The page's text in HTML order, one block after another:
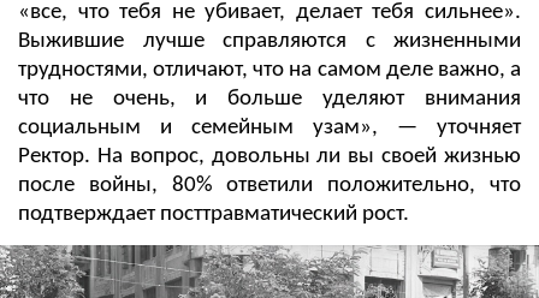
«все, что тебя не убивает, делает тебя сильнее».
Выжившие лучше справляются с жизненными
трудностями, отличают, что на самом деле важно, а
что не очень, и больше уделяют внимания
социальным и семейным узам», — уточняет
Ректор. На вопрос, довольны ли вы своей жизнью
после войны, 80% ответили положительно, что
подтверждает посттравматический рост.